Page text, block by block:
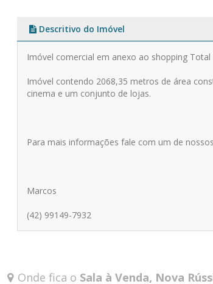
Descritivo do Imóvel
Imóvel comercial em anexo ao shopping
Imóvel contendo 2068,35 metros de área
cinema e um conjunto de lojas.
Para mais informações fale com um de
Marcos
(42) 99149-7932
Onde fica o Sala à Venda, Nova